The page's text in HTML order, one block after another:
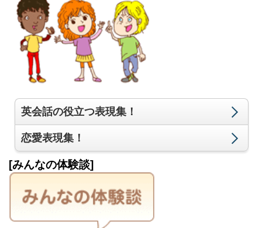
英会話の役立つ表現集！
恋愛表現集！
[みんなの体験談]